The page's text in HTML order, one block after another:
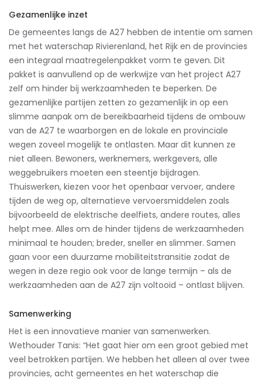
Gezamenlijke inzet
De gemeentes langs de A27 hebben de intentie om samen
met het waterschap Rivierenland, het Rijk en de provincies
een integraal maatregelenpakket vorm te geven. Dit
pakket is aanvullend op de werkwijze van het project A27
zelf om hinder bij werkzaamheden te beperken. De
gezamenlijke partijen zetten zo gezamenlijk in op een
slimme aanpak om de bereikbaarheid tijdens de ombouw
van de A27 te waarborgen en de lokale en provinciale
wegen zoveel mogelijk te ontlasten. Maar dit kunnen ze
niet alleen. Bewoners, werknemers, werkgevers, alle
weggebruikers moeten een steentje bijdragen.
Thuiswerken, kiezen voor het openbaar vervoer, andere
tijden de weg op, alternatieve vervoersmiddelen zoals
bijvoorbeeld de elektrische deelfiets, andere routes, alles
helpt mee. Alles om de hinder tijdens de werkzaamheden
minimaal te houden; breder, sneller en slimmer. Samen
gaan voor een duurzame mobiliteitstransitie zodat de
wegen in deze regio ook voor de lange termijn – als de
werkzaamheden aan de A27 zijn voltooid – ontlast blijven.
Samenwerking
Het is een innovatieve manier van samenwerken.
Wethouder Tanis: “Het gaat hier om een groot gebied met
veel betrokken partijen. We hebben het alleen al over twee
provincies, acht gemeentes en het waterschap die